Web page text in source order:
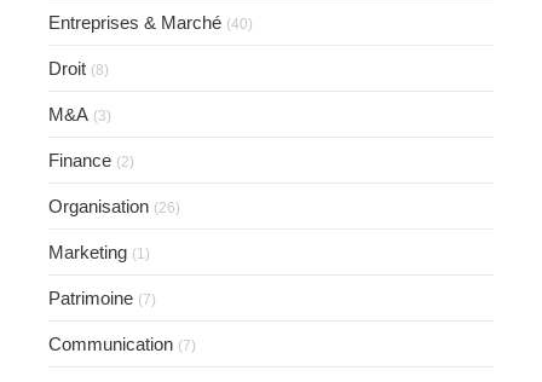
Entreprises & Marché (40)
Droit (8)
M&A (3)
Finance (2)
Organisation (26)
Marketing (1)
Patrimoine (7)
Communication (7)